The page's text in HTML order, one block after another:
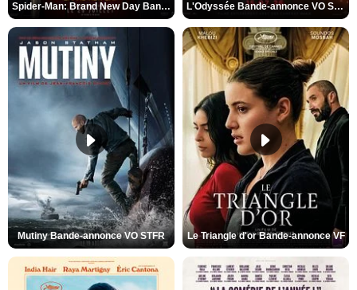
Spider-Man: Brand New Day Bande-annonce VO STFR L'Odyssée Bande-annonce VO STFR
Mutiny Bande-annonce VO STFR Le Triangle d'or Bande-annonce VF